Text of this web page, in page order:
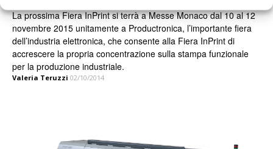
La prossima Fiera InPrint si terrà a Messe Monaco dal 10 al 12
novembre 2015 unitamente a Productronica, l’importante fiera
dell’industria elettronica, che consente alla Fiera InPrint di
accrescere la propria concentrazione sulla stampa funzionale
per la produzione industriale.
Valeria Teruzzi 02/10/2014